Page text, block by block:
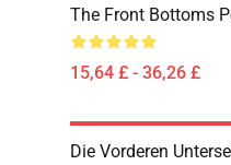
The Front Bottoms
15,64 £ - 36,26 £
Die Vorderen